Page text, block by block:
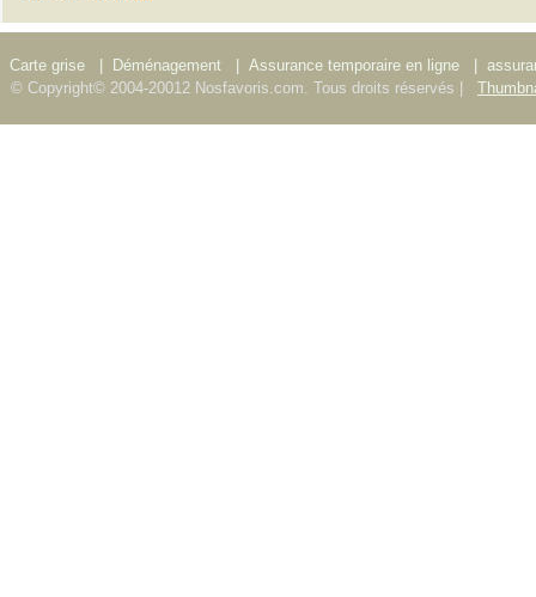
Carte grise Déménagement Assurance temporaire en ligne
© Copyright© 2004-20012 Nosfavoris.com. Tous droits réservés |